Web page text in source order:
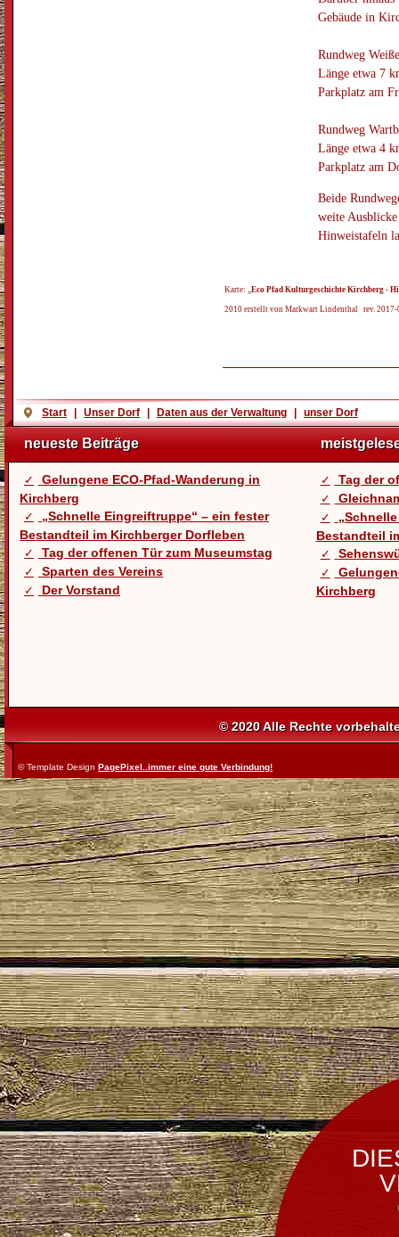
Gebäude in
Rundweg
Länge etwa 7
Parkplatz am
Rundweg
Länge etwa 4
Parkplatz am
Beide
weite
Hinweistafeln
Karte: „Eco Pfad Kulturgeschichte Kirchberg -
2010 erstellt von Markwart Lindenthal rev. 2017-
Start Unser Dorf Daten aus der Verwaltung unser Dorf
neueste Beiträge
Gelungene ECO-Pfad-Wanderung in
Kirchberg
„Schnelle Eingreiftruppe“ – ein fester
Bestandteil im Kirchberger Dorfleben
Tag der offenen Tür zum Museumstag
Sparten des Vereins
Der Vorstand
Tag der
Bestandteil
Kirchberg
© 2020 Alle Rechte
© Template Design PagePixel..immer eine gute Verbindung!